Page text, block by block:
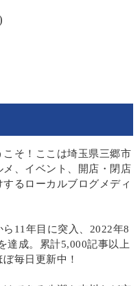
こそ！ここは埼玉県三郷市
メ、イベント、開店・閉店
るローカルブログメディ
ら11年目に突入、2022年8
達成。累計5,000記事以上
毎日更新中！